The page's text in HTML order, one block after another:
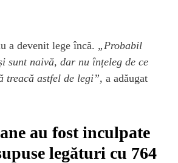
a devenit lege încă. „Probabil
sunt naivă, dar nu înțeleg de ce
treacă astfel de legi”, a adăugat
au fost inculpate
legături cu 764